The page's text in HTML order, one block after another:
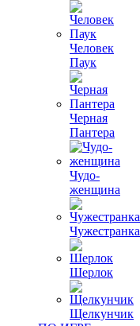
Человек
Паук
Черная
Пантера
Чудо-
женщина
Чужестранка
Шерлок
Щелкунчик